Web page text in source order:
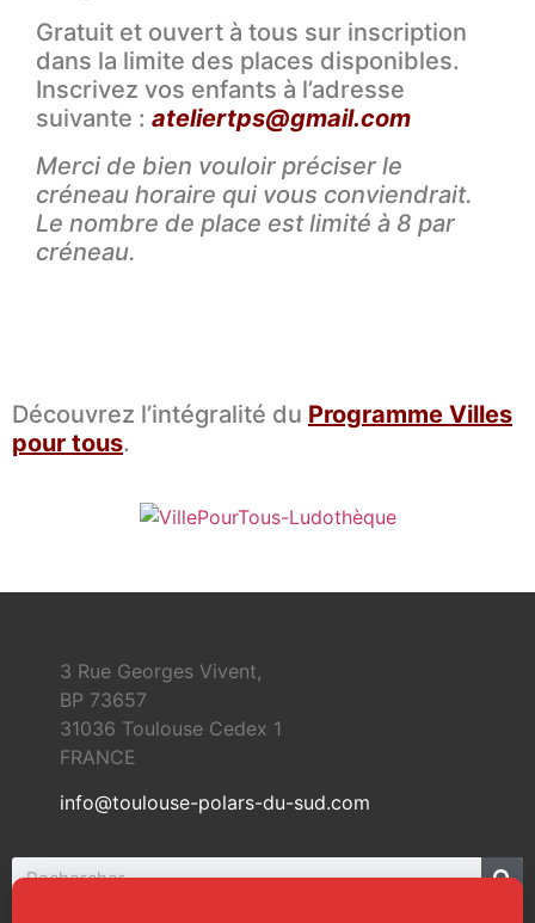
Gratuit et ouvert à tous sur inscription
dans la limite des places disponibles.
Inscrivez vos enfants à l’adresse
suivante : ateliertps@gmail.com
Merci de bien vouloir préciser le
créneau horaire qui vous conviendrait.
Le nombre de place est limité à 8 par
créneau.
Découvrez l’intégralité du Programme Villes
pour tous.
3 Rue Georges Vivent,
BP 73657
31036 Toulouse Cedex 1
FRANCE
info@toulouse-polars-du-sud.com